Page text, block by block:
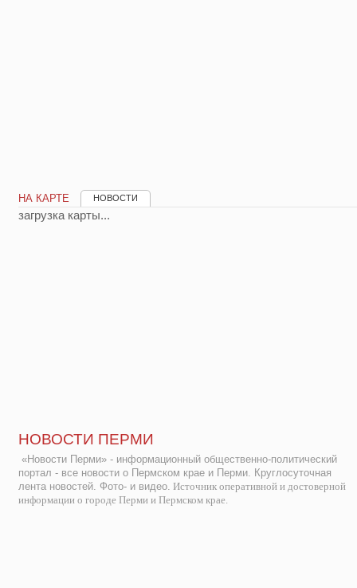
НА КАРТЕ НОВОСТИ
загрузка карты...
НОВОСТИ ПЕРМИ
«Новости Перми» - информационный общественно-политический
портал - все новости о Пермском крае и Перми. Круглосуточная
лента новостей. Фото- и видео. Источник оперативной и достоверной
информации о городе Перми и Пермском крае.